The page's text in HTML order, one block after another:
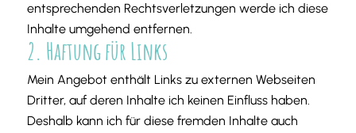
entsprechenden Rechtsverletzungen werde ich diese
Inhalte umgehend entfernen.
2. Haftung für Links
Mein Angebot enthält Links zu externen Webseiten
Dritter, auf deren Inhalte ich keinen Einfluss haben.
Deshalb kann ich für diese fremden Inhalte auch